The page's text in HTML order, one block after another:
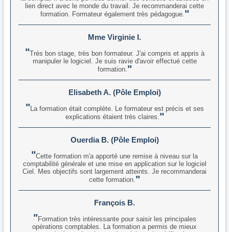
lien direct avec le monde du travail. Je recommanderai cette
formation. Formateur également très pédagogue.
Mme Virginie I.
Très bon stage, très bon formateur. J'ai compris et appris à
manipuler le logiciel. Je suis ravie d'avoir effectué cette
formation.
Elisabeth A. (Pôle Emploi)
La formation était complète. Le formateur est précis et ses
explications étaient très claires.
Ouerdia B. (Pôle Emploi)
Cette formation m'a apporté une remise à niveau sur la
comptabilité générale et une mise en application sur le logiciel
Ciel. Mes objectifs sont largement atteints. Je recommanderai
cette formation.
François B.
Formation très intéressante pour saisir les principales
opérations comptables. La formation a permis de mieux